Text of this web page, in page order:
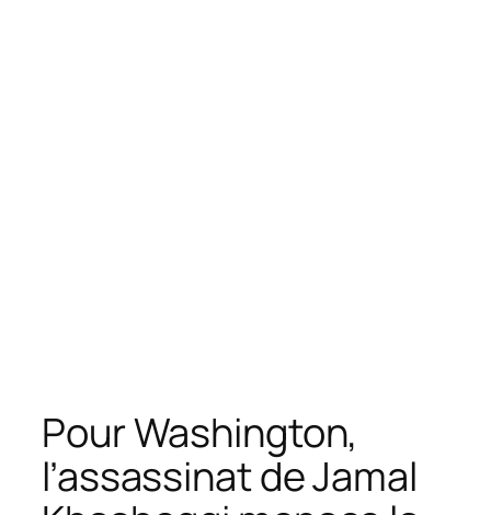
Pour Washington,
l’assassinat de Jamal